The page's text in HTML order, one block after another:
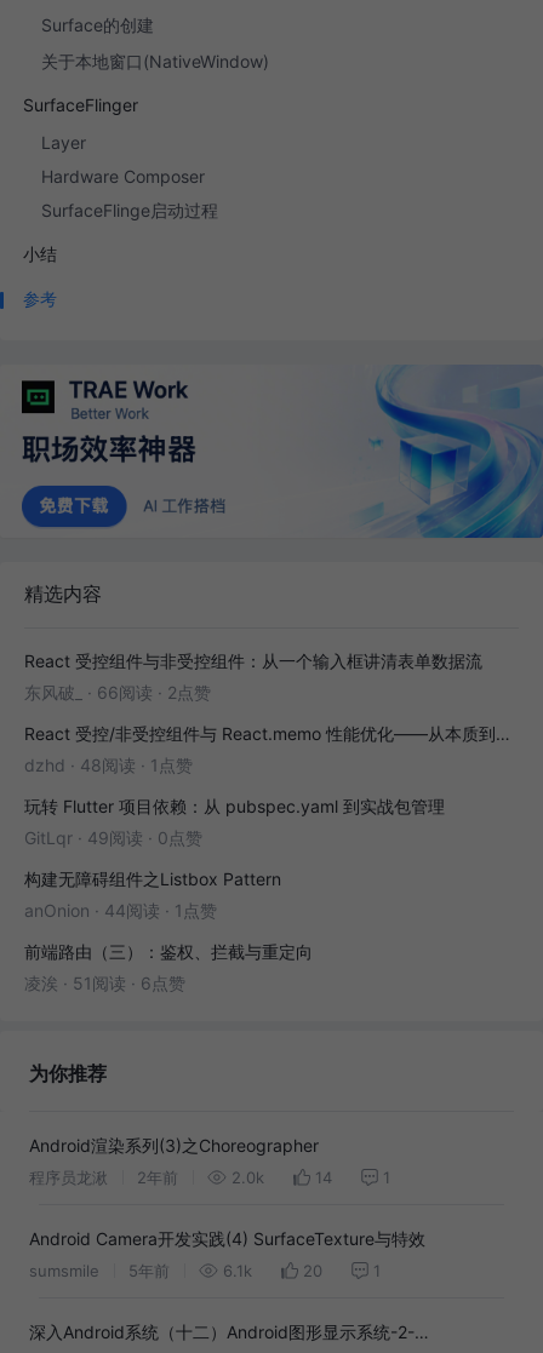
Surface的创建
关于本地窗口(NativeWindow)
SurfaceFlinger
Layer
Hardware Composer
SurfaceFlinge启动过程
小结
参考
精选内容
React 受控组件与非受控组件：从一个输入框讲清表单数据流
东风破_
· 66阅读 · 2点赞
React 受控/非受控组件与 React.memo 性能优化——从本质到实战
dzhd · 48阅读 · 1点赞
玩转 Flutter 项目依赖：从 pubspec.yaml 到实战包管理
GitLqr · 49阅读 · 0点赞
构建无障碍组件之Listbox Pattern
anOnion · 44阅读 · 1点赞
前端路由（三）：鉴权、拦截与重定向
凌涘 · 51阅读 · 6点赞
为你推荐
Android渲染系列(3)之Choreographer
程序员龙湫 2年前 2.0k 14 1
Android Camera开发实践(4) SurfaceTexture与特效
sumsmile 5年前 6.1k 20 1
深入Android系统（十二）Android图形显示系统-2-